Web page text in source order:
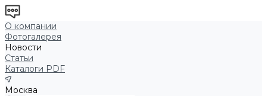
О компании
Фотогалерея
Новости
Статьи
Каталоги PDF
Москва